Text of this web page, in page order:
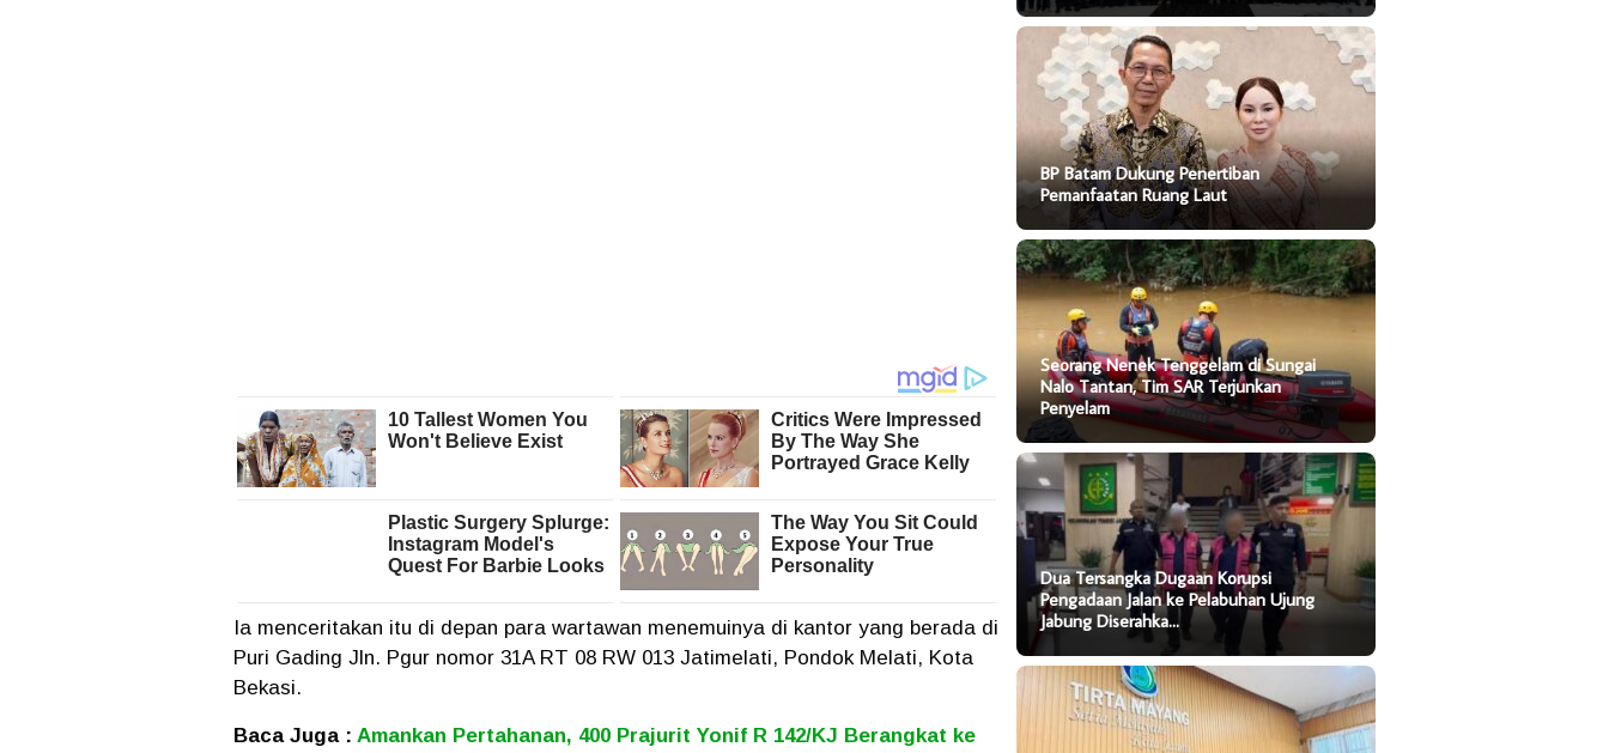
Ia menceritakan itu di depan para wartawan menemuinya di kantor yang berada di
Puri Gading Jln. Pgur nomor 31A RT 08 RW 013 Jatimelati, Pondok Melati, Kota
Bekasi.
Baca Juga : Amankan Pertahanan, 400 Prajurit Yonif R 142/KJ Berangkat ke
BP Batam Dukung Penertiban
Pemanfaatan Ruang Laut
Seorang Nenek Tenggelam di Sungai
Nalo Tantan, Tim SAR Terjunkan
Penyelam
Dua Tersangka Dugaan Korupsi
Pengadaan Jalan ke Pelabuhan Ujung
Jabung Diserahka…